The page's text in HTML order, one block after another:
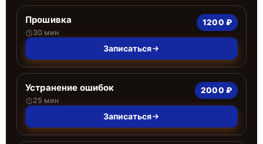
Прошивка
30 мин
1200 ₽
Записаться
Устранение ошибок
25 мин
2000 ₽
Записаться